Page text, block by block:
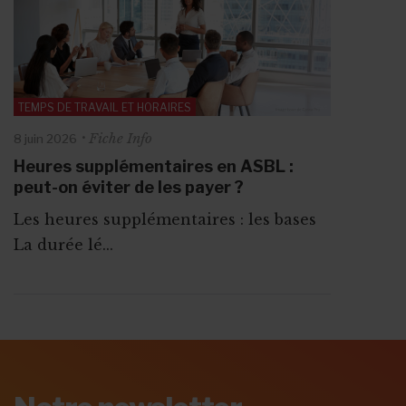
TEMPS DE TRAVAIL ET HORAIRES
8 juin 2026 Fiche Info
Heures supplémentaires en ASBL :
peut-on éviter de les payer ?
Les heures supplémentaires : les bases
La durée lé...